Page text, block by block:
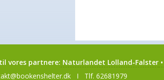
vores partnere: Naturlandet Lolland-Falster •
I Tlf. 62681979